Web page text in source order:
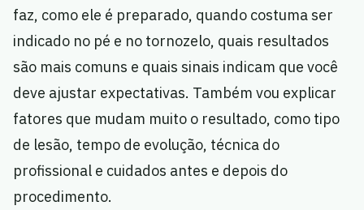
faz, como ele é preparado, quando costuma ser
indicado no pé e no tornozelo, quais resultados
são mais comuns e quais sinais indicam que você
deve ajustar expectativas. Também vou explicar
fatores que mudam muito o resultado, como tipo
de lesão, tempo de evolução, técnica do
profissional e cuidados antes e depois do
procedimento.